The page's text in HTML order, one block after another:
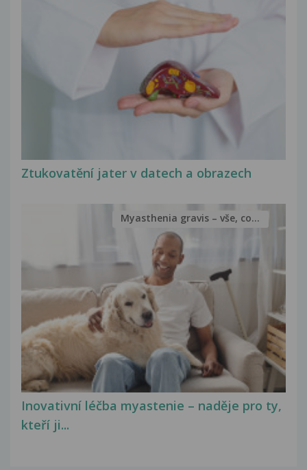
Ztukovatění jater v datech a obrazech
Inovativní léčba myastenie – naděje pro ty,
kteří ji...
Myasthenia gravis – vše, co...